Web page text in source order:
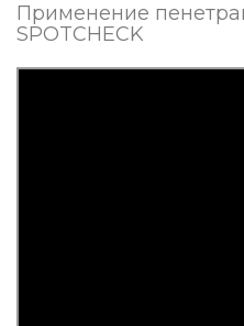
Применение
SPOTCHECK